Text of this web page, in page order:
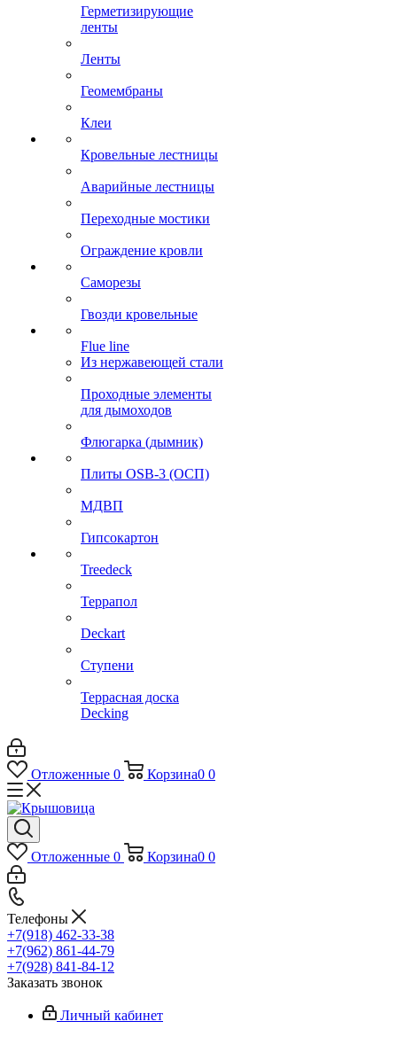
Герметизирующие
ленты
Ленты
Геомембраны
Клеи
Кровельные лестницы
Аварийные лестницы
Переходные мостики
Ограждение кровли
Саморезы
Гвозди кровельные
Flue line
Из нержавеющей стали
Проходные элементы
для дымоходов
Флюгарка (дымник)
Плиты OSB-3 (ОСП)
МДВП
Гипсокартон
Treedeck
Террапол
Deckart
Ступени
Террасная доска
Decking
Отложенные 0 Корзина0 0
Отложенные 0 Корзина0 0
Телефоны
+7(918) 462-33-38
+7(962) 861-44-79
+7(928) 841-84-12
Заказать звонок
Личный кабинет